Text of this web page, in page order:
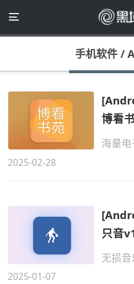
手机软件/
博看
海量
2025-02-28
只音
无损
2025-01-07